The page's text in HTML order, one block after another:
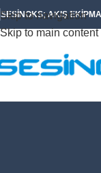
Skip to navigation
Skip to main content
SESİNOKS; AKIŞ